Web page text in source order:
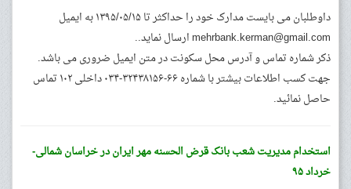
داوطلبان می بایست مدارک خود را حداکثر تا ۱۳۹۵/۰۵/۱۵ به ایمیل
mehrbank.kerman@gmail.comارسال نماید..
ذکر شماره تماس و آدرس محل سکونت در متن ایمیل ضروری می باشد.
جهت کسب اطلاعات بیشتر با شماره ۶۶-۳۲۴۳۸۱۵۶-۰۳۴ داخلی ۱۰۲ تماس
حاصل نمائید.
استخدام مدیریت شعب بانک قرض الحسنه مهر ایران در خراسان شمالی-
خرداد ۹۵